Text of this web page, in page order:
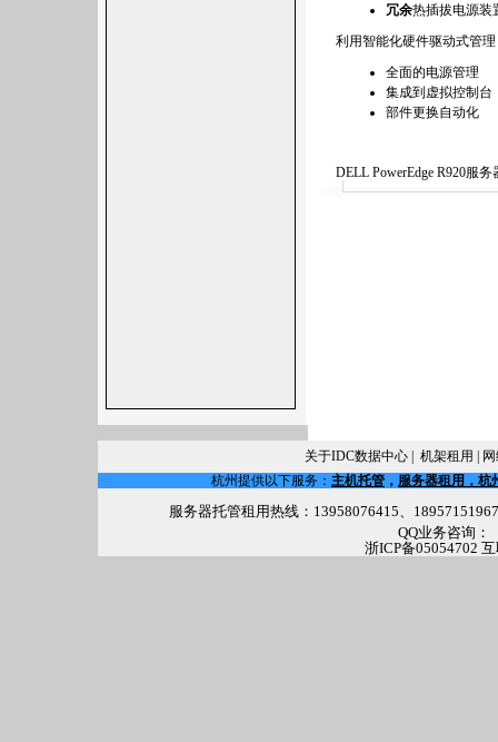
冗余热插拔电源装
利用智能化硬件驱动式管
全面的电源管理
集成到虚拟控制台
部件更换自动化
DELL PowerEdge R920服
关于IDC数据中心 机架租用
杭州提供以下服务： 主机托管 ， 服务器租用，杭
服务器托管租用热线：13958076415、
QQ业务咨询：
浙ICP备05054702